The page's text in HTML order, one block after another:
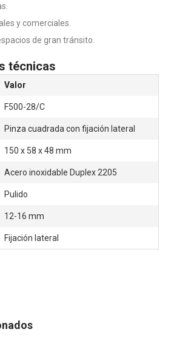
y comerciales.
de gran tránsito.
técnicas
Valor
F500-28/C
Pinza cuadrada con fijación lateral
150 x 58 x 48 mm
Acero inoxidable Duplex 2205
Pulido
12-16 mm
Fijación lateral